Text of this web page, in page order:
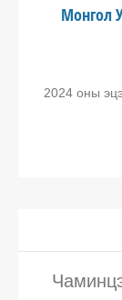
Монгол
2024 оны